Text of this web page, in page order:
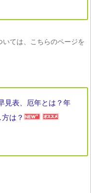
ては、こちらのページを
見表、厄年とは？年
は？